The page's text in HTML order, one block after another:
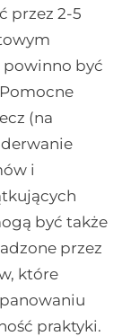
przez 2-5
powinno być
(na
i
być także
przez
które
praktyki.